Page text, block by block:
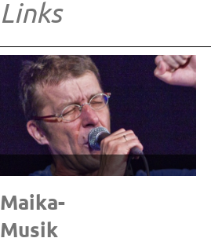
Links
Maika-
Musik